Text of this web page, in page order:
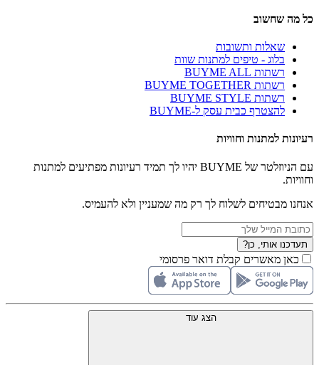
כל מה שחשוב
שאלות ותשובות
בלוג - טיפים למתנות שוות
רשתות BUYME ALL
רשתות BUYME TOGETHER
רשתות BUYME STYLE
להצטרף כבית עסק ל-BUYME
רעיונות למתנות וחוויות
עם הניוזלטר של BUYME יהיו לך תמיד רעיונות מפתיעים למתנות
וחוויות.
אנחנו מבטיחים לשלוח לך רק מה שמעניין ולא להעמיס.
תעדכנו אותי, כן?
כאן מאשרים קבלת דואר פרסומי
הצג עוד